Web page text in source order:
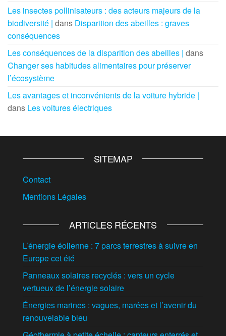
Les insectes pollinisateurs : des acteurs majeurs de la
biodiversité | dans Disparition des abeilles : graves
conséquences
Les conséquences de la disparition des abeilles | dans
Changer ses habitudes alimentaires pour préserver
l’écosystème
Les avantages et inconvénients de la voiture hybride |
dans Les voitures électriques
SITEMAP
Contact
Mentions Légales
ARTICLES RÉCENTS
L’énergie éolienne : 7 parcs terrestres à suivre en
Europe cet été
Panneaux solaires recyclés : vers un cycle
vertueux de l’énergie solaire
Énergies marines : vagues, marées et l’avenir du
renouvelable bleu